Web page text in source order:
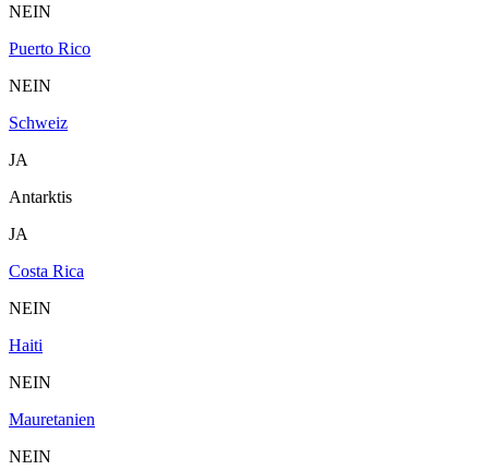
NEIN
Puerto Rico
NEIN
Schweiz
JA
Antarktis
JA
Costa Rica
NEIN
Haiti
NEIN
Mauretanien
NEIN